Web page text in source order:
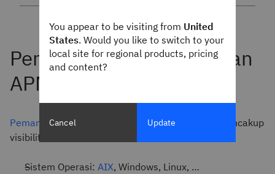
Pemantauan Layanan Mikro otomatis Instana
mencakup
visibilitas full stack:
Sistem Operasi: AIX, Windows, Linux, …
You appear to be visiting from United
States. Would you like to switch to your
local site for regional products, pricing
and content?
Cancel Update